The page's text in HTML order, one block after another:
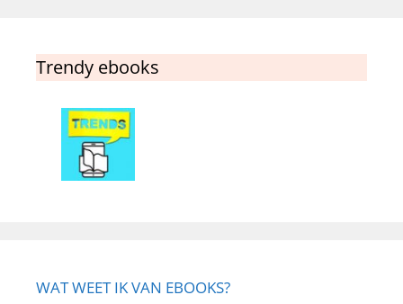
Trendy ebooks
WAT WEET IK VAN EBOOKS?